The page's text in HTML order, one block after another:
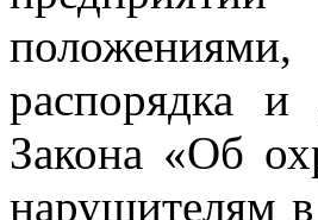
распорядка
Закона «Об
нарушителям в